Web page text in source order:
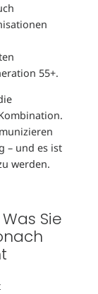
55+.
– und es ist
werden.
Sie